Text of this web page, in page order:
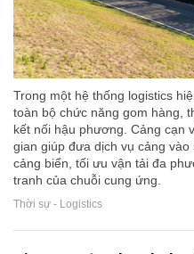
Trong một hệ thống logistics
toàn bộ chức năng gom hàng,
kết nối hậu phương. Cảng cạn
gian giúp đưa dịch vụ cảng
cảng biển, tối ưu vận tải đa
tranh của chuỗi cung ứng.
Thời sự - Logistics